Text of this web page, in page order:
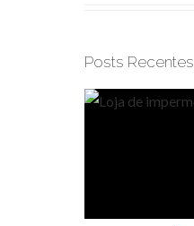
Posts Recentes